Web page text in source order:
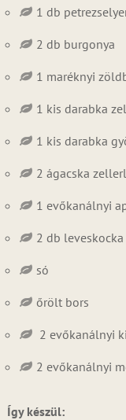
1 db
2 db burgonya
1 maréknyi
1 kis darabka
1 kis darabka
2 ágacska
1 evőkanálnyi
2 db leveskocka
só
őrölt bors
2 evőkanálnyi
2 evőkanálnyi
Így készül: